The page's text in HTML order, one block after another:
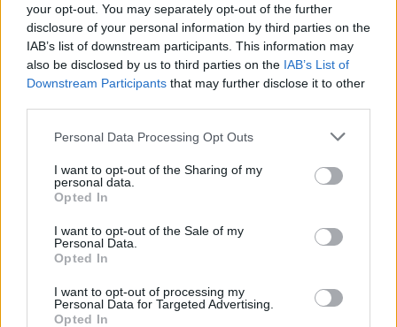
your opt-out. You may separately opt-out of the further
disclosure of your personal information by third parties on the
IAB’s list of downstream participants. This information may
also be disclosed by us to third parties on the IAB’s List of
Downstream Participants that may further disclose it to other
Personal Data Processing Opt Outs
I want to opt-out of the Sharing of my
personal data.
Opted In
I want to opt-out of the Sale of my
Personal Data.
Opted In
I want to opt-out of processing my
Personal Data for Targeted Advertising.
Opted In
FAR (Coarnă)
România pe Primul Loc (Ponta)
Altul
Arată rezultatele
Arhiva sondajelor